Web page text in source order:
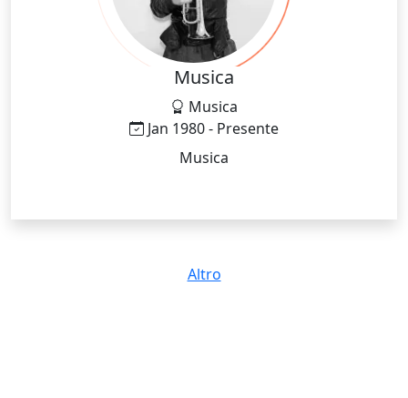
Musica
Musica
Jan 1980 - Presente
Musica
Altro